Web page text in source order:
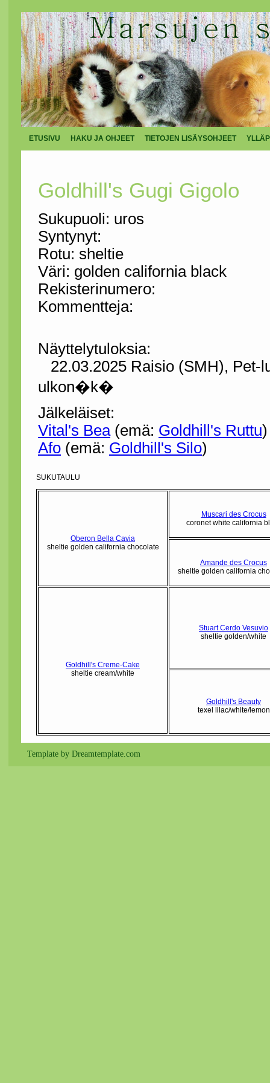
ETUSIVU HAKU JA OHJEET TIETOJEN LISÄYSOHJEET
Goldhill's Gugi Gigolo
Sukupuoli: uros
Syntynyt:
Rotu: sheltie
Väri: golden california black
Rekisterinumero:
Kommentteja:
Näyttelytuloksia:
22.03.2025 Raisio (SMH), Pet-
ulkon�k�
Jälkeläiset:
Vital's Bea(emä: Goldhill's Ruttu)
Afo (emä: Goldhill's Silo)
SUKUTAULU
Oberon Bella Cavia
sheltie golden california chocolate
Muscari des Crocus
coronet white california
Amande des Crocus
sheltie golden california
Goldhill's Creme-Cake
sheltie cream/white
Stuart Cerdo Vesuvio
sheltie golden/white
Goldhill's Beauty
texel lilac/white/lemon
Template by Dreamtemplate.com